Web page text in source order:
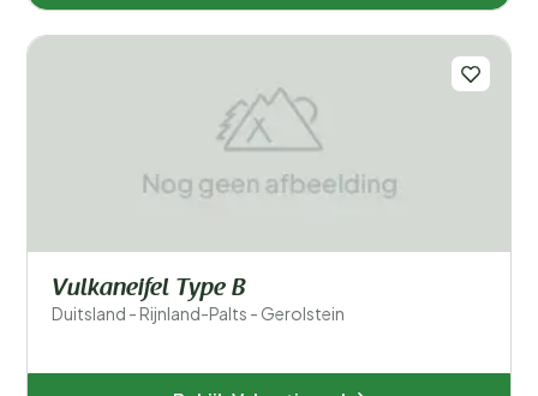
Vulkaneifel Type B
Duitsland - Rijnland-Palts - Gerolstein